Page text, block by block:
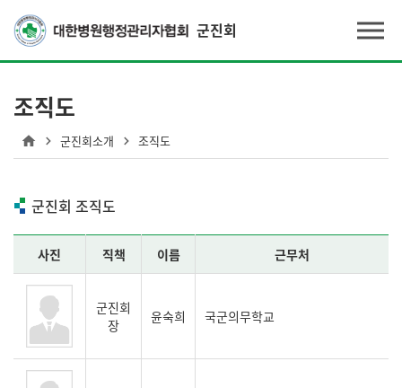
군진회
조직도
군진회소개 조직도
군진회 조직도
사진 직책 이름 근무처
군진회
장
윤숙희 국군의무학교